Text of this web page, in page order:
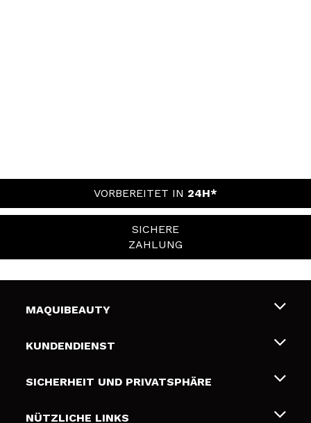
VORBEREITET IN 24H*
SICHERE
ZAHLUNG
MAQUIBEAUTY
Über uns
Geschenkkarten
KUNDENDIENST
Liefer- und Versandkosten
Zahlung
SICHERHEIT UND PRIVATSPHÄRE
Bedingungen und Datenschutz
NÜTZLICHE LINKS